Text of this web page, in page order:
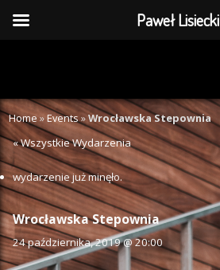
Home»Events»Wrocławska Stepownia
« Wszystkie Wydarzenia
wydarzenie już minęło.
Wrocławska Stepownia
24 października, 2019 @ 20:00
Paweł Lisiecki